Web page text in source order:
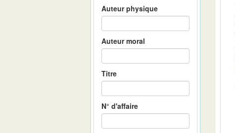
Auteur physique
Auteur moral
Titre
N° d'affaire